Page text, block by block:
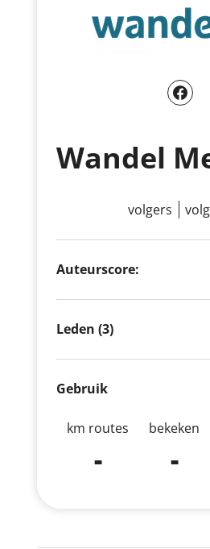
volgers
Auteurscore:
Leden (3)
Gebruik
km routes
-
bekeken
-